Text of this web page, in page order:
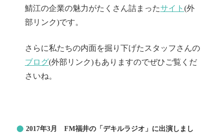
鯖江の企業の魅力がたくさん詰まったサイト (外
部リンク)です。
さらに私たちの内面を掘り下げたスタッフさんの
ブログ(外部リンク)もありますのでぜひご覧くだ
さいね。
2017年3月 FM福井の「デキルラジオ」に出演しまし